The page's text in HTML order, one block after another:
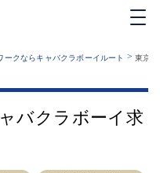
す
プ
クならキャバクラボーイルート > 東京
バクラボーイ求